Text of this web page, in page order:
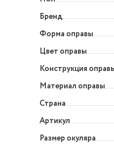
Бренд
Форма оправы
Цвет оправы
Конструкция
Материал оправы
Страна
Артикул
Размер окуляра